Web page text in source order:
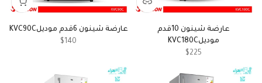
عارضة شينون 10قدم
موديلKVC180C
$225
عارضة شينون 6قدم موديلKVC90C
$140